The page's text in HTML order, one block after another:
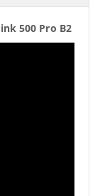
500 Pro B2